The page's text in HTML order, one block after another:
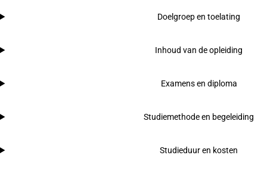
Doelgroep en toelating
Inhoud van de opleiding
Examens en diploma
Studiemethode en begeleiding
Studieduur en kosten